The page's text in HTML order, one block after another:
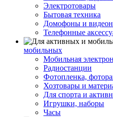
Электротовары
Бытовая техника
Домофоны и
Телефонные
мобильных
Мобильная
Радиостанции
Фотопленка,
Хозтовары и
Для спорта и
Игрушки, наборы
Часы